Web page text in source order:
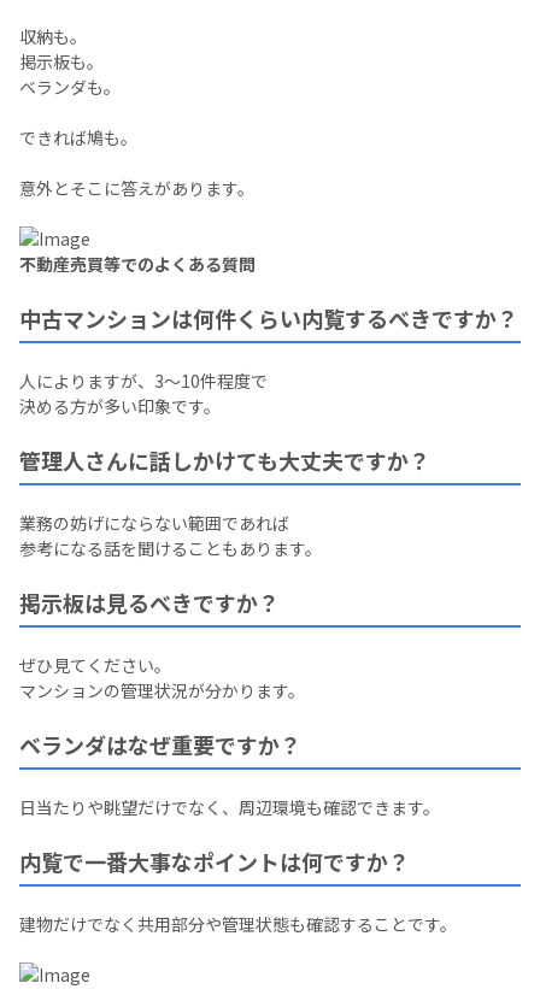
収納も。
掲示板も。
ベランダも。
できれば鳩も。
意外とそこに答えがあります。
不動産売買等でのよくある質問
中古マンションは何件くらい内覧するべきですか？
人によりますが、3〜10件程度で
決める方が多い印象です。
管理人さんに話しかけても大丈夫ですか？
業務の妨げにならない範囲であれば
参考になる話を聞けることもあります。
掲示板は見るべきですか？
ぜひ見てください。
マンションの管理状況が分かります。
ベランダはなぜ重要ですか？
日当たりや眺望だけでなく、周辺環境も確認できます。
内覧で一番大事なポイントは何ですか？
建物だけでなく共用部分や管理状態も確認することです。